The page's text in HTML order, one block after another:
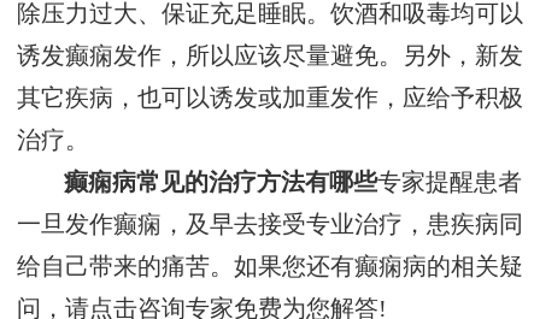
除压力过大、保证充足睡眠。饮酒和吸毒均可以
诱发癫痫发作，所以应该尽量避免。另外，新发
其它疾病，也可以诱发或加重发作，应给予积极
治疗。
癫痫病常见的治疗方法有哪些专家提醒患者
一旦发作癫痫，及早去接受专业治疗，患疾病同
给自己带来的痛苦。如果您还有癫痫病的相关疑
问，请点击咨询专家免费为您解答!